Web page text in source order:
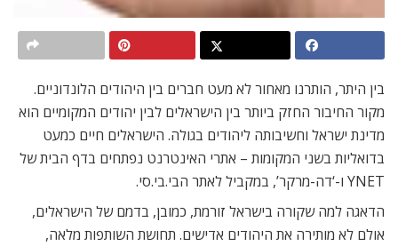
בין היתר, הותרנו מאחור לא מעט חברים בין היהודים הלונדוניים.
מקור החיבור החזק ביותר בין הישראלים לבין יהודים המקומיים הוא
מדינת ישראל וחשיבותה ליהודים בגולה. הישראלים חיים כמעט
בדואליות בשני המקומות – אתרי האינטרנט נפתחים בדף הבית של
YNET ו-‘דה-מרקר’, במקביל לאתר הבי.בי.סי.
הדאגה למה שקורה בישראל זורמת, כמובן, בדמם של הישראלים,
אולם לא מותירה את היהודים אדישים. תחושת השותפות מלאה,